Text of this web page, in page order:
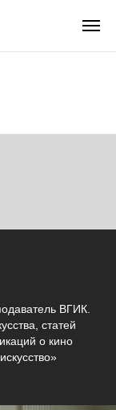
ВГИК.
статей
о кино